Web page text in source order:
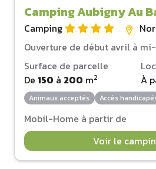
Camping Aubigny Au
Camping
Ouverture de début avril à
Surface de parcelle
De 150 à 200 m2
À
Animaux acceptés Accès
Mobil-Home à partir de
Voir le